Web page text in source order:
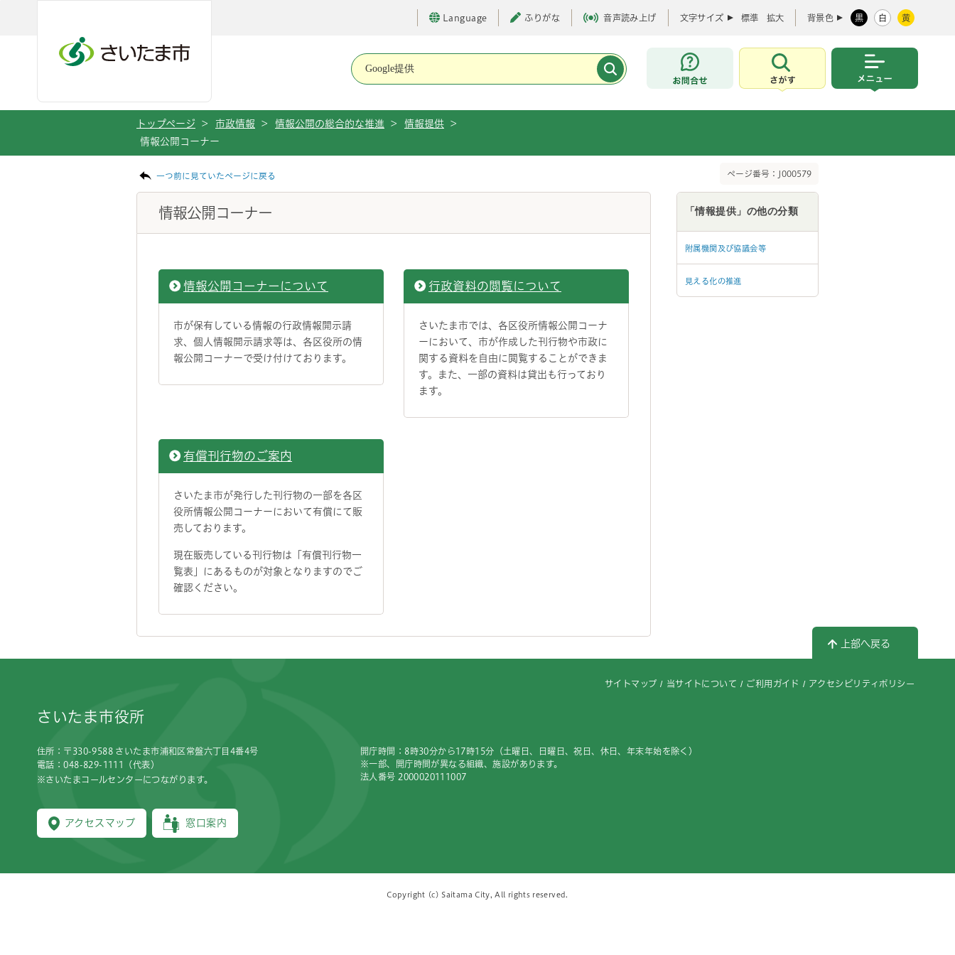
Language ふりがな 音声読み上げ 文字サイズ 標準 拡大 背景色 黒 白 黄
お問合せ
さがす
トップページ > 市政情報 > 情報公開の総合的な推進 > 情報提供
>
情報公開コーナー
一つ前に見ていたページに戻る ページ番号：J000579
情報公開コーナー
情報公開コーナーについて
市が保有している情報の行政情報開示請
求、個人情報開示請求等は、各区役所の情
報公開コーナーで受け付けております。
行政資料の閲覧について
さいたま市では、各区役所情報公開コーナ
ーにおいて、市が作成した刊行物や市政に
関する資料を自由に閲覧することができま
す。また、一部の資料は貸出も行っており
ます。
有償刊行物のご案内
さいたま市が発行した刊行物の一部を各区
役所情報公開コーナーにおいて有償にて販
売しております。
現在販売している刊行物は「有償刊行物一
覧表」にあるものが対象となりますのでご
確認ください。
「情報提供」の他の分類
附属機関及び協議会等
見える化の推進
上部へ戻る
サイトマップ 当サイトについて ご利用ガイド アクセシビリティポリシー
さいたま市役所
住所：〒330-9588 さいたま市浦和区常盤六丁目4番4号
電話：048-829-1111（代表）
※さいたまコールセンターにつながります。
アクセスマップ 窓口案内
開庁時間：8時30分から17時15分（土曜日、日曜日、祝日、休日、年末年始を除く）
※一部、開庁時間が異なる組織、施設があります。
法人番号 2000020111007
Copyright (c) Saitama City, All rights reserved.